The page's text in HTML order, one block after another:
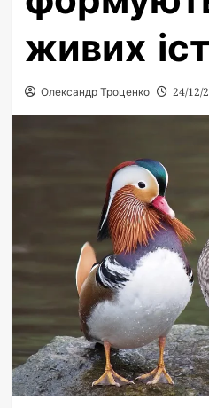
живих
Олександр Троценко 24/12/